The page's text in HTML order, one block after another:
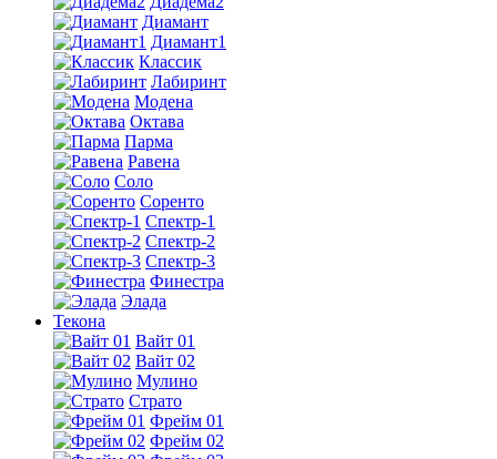
Диамант
Диамант1
Классик
Лабиринт
Модена
Октава
Парма
Равена
Соло
Соренто
Спектр-1
Спектр-2
Спектр-3
Финестра
Элада
Текона
Вайт 01
Вайт 02
Мулино
Страто
Фрейм 01
Фрейм 02